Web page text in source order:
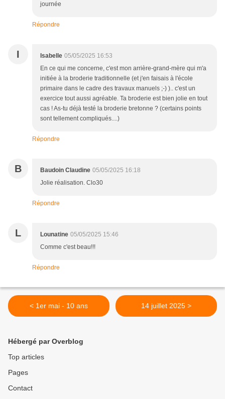
journée
Répondre
I Isabelle 05/05/2025 16:53
En ce qui me concerne, c'est mon arrière-grand-mère qui m'a
initiée à la broderie traditionnelle (et j'en faisais à l'école
primaire dans le cadre des travaux manuels ;-) ).. c'est un
exercice tout aussi agréable. Ta broderie est bien jolie en tout
cas ! As-tu déjà testé la broderie bretonne ? (certains points
sont tellement compliqués....)
Répondre
B Baudoin Claudine 05/05/2025 16:18
Jolie réalisation. Clo30
Répondre
L Lounatine 05/05/2025 15:46
Comme c'est beau!!!
Répondre
< 1er mai - 10 ans 14 juillet 2025 >
Hébergé par Overblog
Top articles
Pages
Contact